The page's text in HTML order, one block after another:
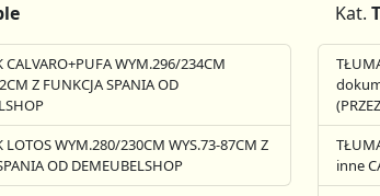
CALVARO+PUFA WYM.296/234CM
Z FUNKCJA SPANIA OD
LOTOS WYM.280/230CM WYS.73-87CM Z
OD DEMEUBELSHOP
Kat.
inne